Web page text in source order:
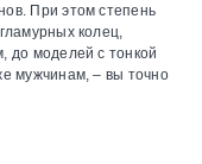
При этом степень
колец,
до моделей с тонкой
мужчинам, – вы точно